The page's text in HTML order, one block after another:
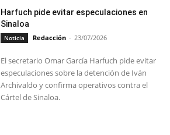
Harfuch pide evitar especulaciones en
Sinaloa
Noticia Redacción - 23/07/2026
El secretario Omar García Harfuch pide evitar
especulaciones sobre la detención de Iván
Archivaldo y confirma operativos contra el
Cártel de Sinaloa.